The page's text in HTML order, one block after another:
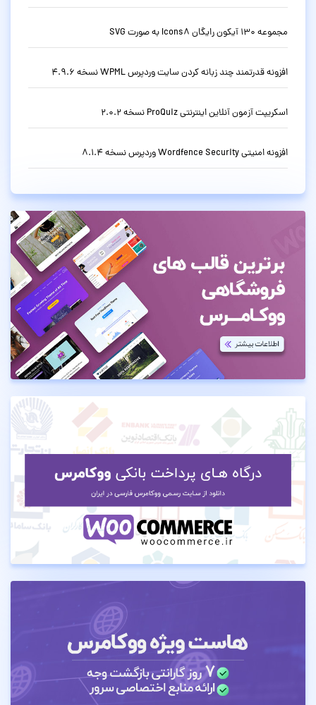
مجموعه 130 آیکون رایگان Icons8 به صورت SVG
افزونه قدرتمند چند زبانه کردن سایت وردپرس WPML نسخه 4.9.6
اسکریپت آزمون آنلاین اینترنتی ProQuiz نسخه 2.0.2
افزونه امنیتی Wordfence Security وردپرس نسخه 8.1.4